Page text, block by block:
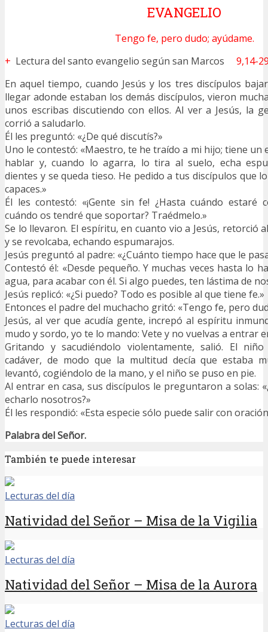
EVANGELIO
Tengo fe, pero dudo; ayúdame.
+ Lectura del santo evangelio según san Marcos
9,14-
En aquel tiempo, cuando Jesús y los tres discípulos
llegar adonde estaban los demás discípulos, vieron
unos escribas discutiendo con ellos. Al ver a Jesús, la
corrió a saludarlo.
Él les preguntó: «¿De qué discutís?»
Uno le contestó: «Maestro, te he traído a mi hijo; tiene un
hablar y, cuando lo agarra, lo tira al suelo, echa
dientes y se queda tieso. He pedido a tus discípulos que
capaces.»
Él les contestó: «¡Gente sin fe! ¿Hasta cuándo estaré
cuándo os tendré que soportar? Traédmelo.»
Se lo llevaron. El espíritu, en cuanto vio a Jesús, retorció
y se revolcaba, echando espumarajos.
Jesús preguntó al padre: «¿Cuánto tiempo hace que le
Contestó él: «Desde pequeño. Y muchas veces hasta lo
agua, para acabar con él. Si algo puedes, ten lástima de
Jesús replicó: «¿Si puedo? Todo es posible al que tiene fe.»
Entonces el padre del muchacho gritó: «Tengo fe, pero
Jesús, al ver que acudía gente, increpó al espíritu
mudo y sordo, yo te lo mando: Vete y no vuelvas a entrar
Gritando y sacudiéndolo violentamente, salió. El
cadáver, de modo que la multitud decía que estaba
levantó, cogiéndolo de la mano, y el niño se puso en pie.
Al entrar en casa, sus discípulos le preguntaron a solas:
echarlo nosotros?»
Él les respondió: «Esta especie sólo puede salir con
Palabra del Señor.
También te puede interesar
Lecturas del día
Natividad del Señor – Misa de la Vigilia
Lecturas del día
Natividad del Señor – Misa de la Aurora
Lecturas del día